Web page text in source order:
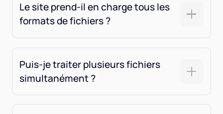
Le site prend-il en charge tous les
formats de fichiers ?
Puis-je traiter plusieurs fichiers
simultanément ?